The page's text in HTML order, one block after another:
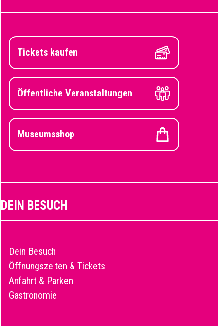
Tickets kaufen
Öffentliche Veranstaltungen
Museumsshop
DEIN BESUCH
Dein Besuch
Öffnungszeiten & Tickets
Anfahrt & Parken
Gastronomie